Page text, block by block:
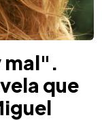
mal".
que